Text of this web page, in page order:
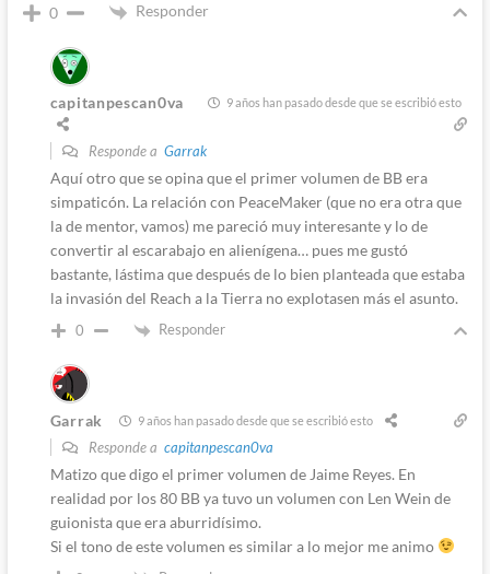
0 Responder
capitanpescan0va 9 años han pasado desde que se escribió esto
Responde a Garrak
Aquí otro que se opina que el primer volumen de BB era
simpaticón. La relación con PeaceMaker (que no era otra que
la de mentor, vamos) me pareció muy interesante y lo de
convertir al escarabajo en alienígena… pues me gustó
bastante, lástima que después de lo bien planteada que estaba
la invasión del Reach a la Tierra no explotasen más el asunto.
0 Responder
Garrak 9 años han pasado desde que se escribió esto
Responde a capitanpescan0va
Matizo que digo el primer volumen de Jaime Reyes. En
realidad por los 80 BB ya tuvo un volumen con Len Wein de
guionista que era aburridísimo.
Si el tono de este volumen es similar a lo mejor me animo